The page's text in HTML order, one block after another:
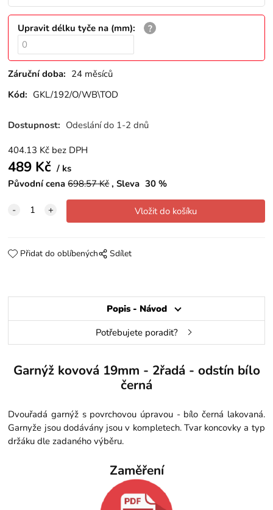
Upravit délku tyče na (mm):
Záruční doba: 24 měsíců
Kód: GKL/192/O/WB\TOD
Dostupnost: Odeslání do 1-2 dnů
404.13 Kč bez DPH
489 Kč
ks
Původní cena 698.57Kč Sleva 30 %
Přidat do oblíbených Sdílet
Popis - Návod
Potřebujete poradit?
Garnýž kovová 19mm - 2řadá - odstín bílo
černá
Dvouřadá garnýž s povrchovou úpravou - bílo černá lakovaná.
Garnyže jsou dodávány jsou v kompletech. Tvar koncovky a typ
držáku dle zadaného výběru.
Zaměření